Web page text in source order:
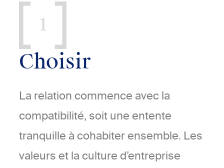
1
Choisir
La relation commence avec la
compatibilité, soit une entente
tranquille à cohabiter ensemble. Les
valeurs et la culture d’entreprise